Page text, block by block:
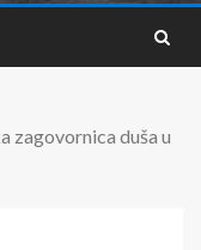
zagovornica duša u